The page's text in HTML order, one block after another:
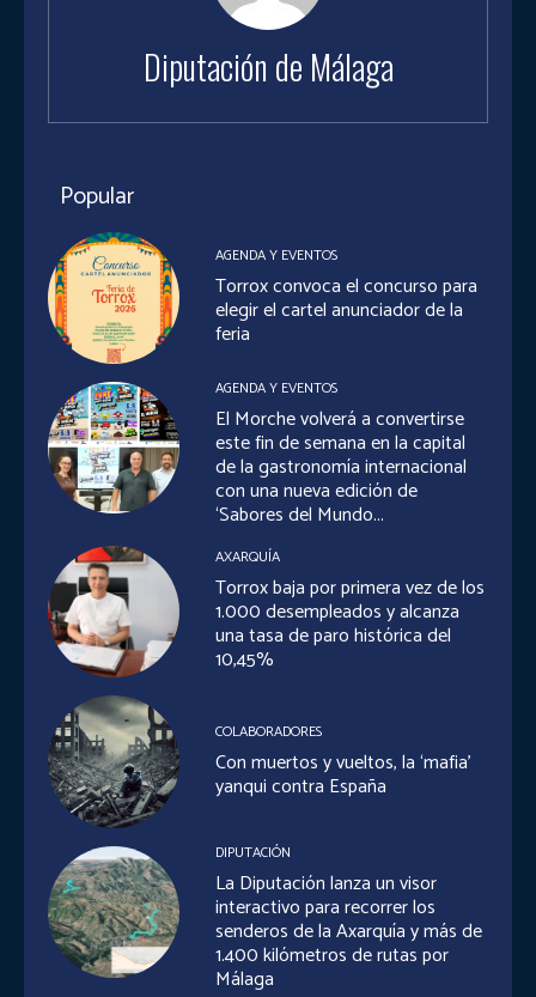
Diputación de Málaga
Popular
AGENDA Y EVENTOS
Torrox convoca el concurso para
elegir el cartel anunciador de la
feria
AGENDA Y EVENTOS
El Morche volverá a convertirse
este fin de semana en la capital
de la gastronomía internacional
con una nueva edición de
‘Sabores del Mundo...
AXARQUÍA
Torrox baja por primera vez de los
1.000 desempleados y alcanza
una tasa de paro histórica del
10,45%
COLABORADORES
Con muertos y vueltos, la ‘mafia’
yanqui contra España
DIPUTACIÓN
La Diputación lanza un visor
interactivo para recorrer los
senderos de la Axarquía y más de
1.400 kilómetros de rutas por
Málaga